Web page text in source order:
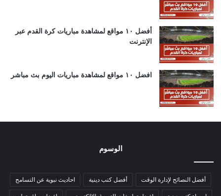
أفضل ١٠ مواقع لمشاهدة مباريات كرة القدم عبر
الإنترنت
افضل ١٠ مواقع لمشاهدة مباريات اليوم بث مباشر
الوسوم
أفضل النصائح لإدارة الوقت أفضل كتب دينية احاديث نبوية عن التسامح